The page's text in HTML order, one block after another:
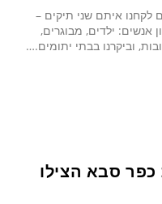
לקחנו איתם שני תיקים –
אנשים: ילדים, מבוגרים,
וביקרנו בבתי יתומים.…
סבא הצילו